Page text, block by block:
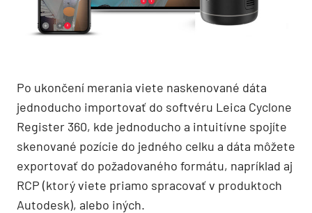
Po ukončení merania viete naskenované dáta
jednoducho importovať do softvéru Leica Cyclone
Register 360, kde jednoducho a intuitívne spojíte
skenované pozície do jedného celku a dáta môžete
exportovať do požadovaného formátu, napríklad aj
RCP (ktorý viete priamo spracovať v produktoch
Autodesk), alebo iných.